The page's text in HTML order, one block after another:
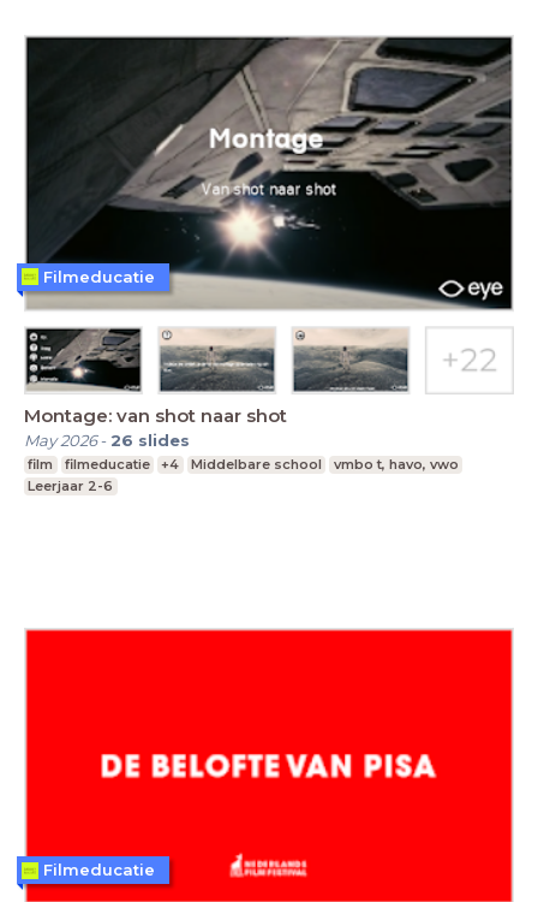
Montage: van shot naar shot
May 2026- 26 slides
film filmeducatie +4 Middelbare school
vmbo t, havo, vwo
Leerjaar 2-6
Filmeducatie
Filmeducatie